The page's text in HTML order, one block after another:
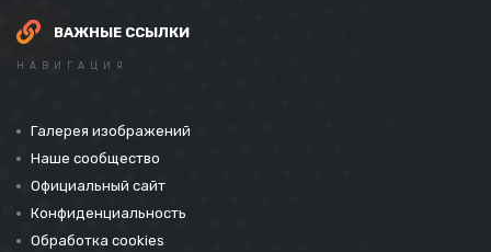
ВАЖНЫЕ ССЫЛКИ
НАВИГАЦИЯ
Галерея изображений
Наше сообщество
Официальный сайт
Конфиденциальность
Обработка cookies